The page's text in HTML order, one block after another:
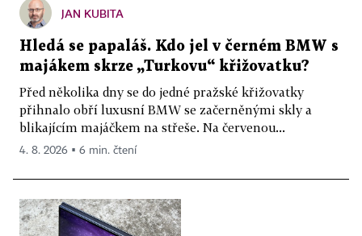
JAN KUBITA
Hledá se papaláš. Kdo jel v černém BMW s
majákem skrze „Turkovu“ křižovatku?
Před několika dny se do jedné pražské křižovatky
přihnalo obří luxusní BMW se začerněnými skly a
blikajícím majáčkem na střeše. Na červenou...
4. 8. 2026 ▪ 6 min. čtení